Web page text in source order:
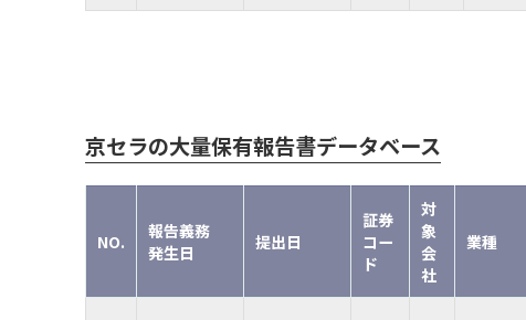
京セラの大量保有報告書データベース
NO.
報告義務
発生日
提出日
証券
コー
ド
対
象
会
社
業種